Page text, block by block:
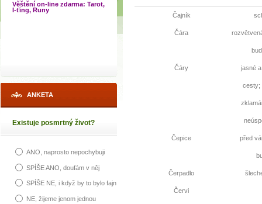
Věštění on-line zdarma: Tarot,
I-ťing, Runy
ANKETA
Existuje posmrtný život?
ANO, naprosto nepochybuji
SPÍŠE ANO, doufám v něj
SPÍŠE NE, i když by to bylo fajn
NE, žijeme jenom jednou
Čajník
Čára
Čáry jasné
cesty;
Čepice před
Čerpadlo
Červi